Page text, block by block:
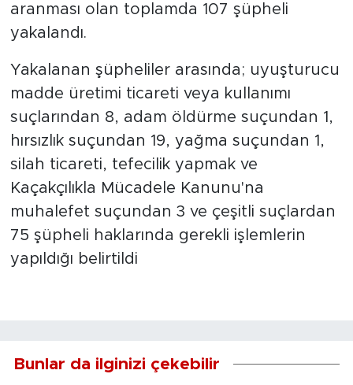
aranması olan toplamda 107 şüpheli
yakalandı.
Yakalanan şüpheliler arasında; uyuşturucu
madde üretimi ticareti veya kullanımı
suçlarından 8, adam öldürme suçundan 1,
hırsızlık suçundan 19, yağma suçundan 1,
silah ticareti, tefecilik yapmak ve
Kaçakçılıkla Mücadele Kanunu'na
muhalefet suçundan 3 ve çeşitli suçlardan
75 şüpheli haklarında gerekli işlemlerin
yapıldığı belirtildi
Bunlar da ilginizi çekebilir